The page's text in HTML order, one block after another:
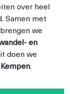
over heel
Samen met
we
en
doen we
.